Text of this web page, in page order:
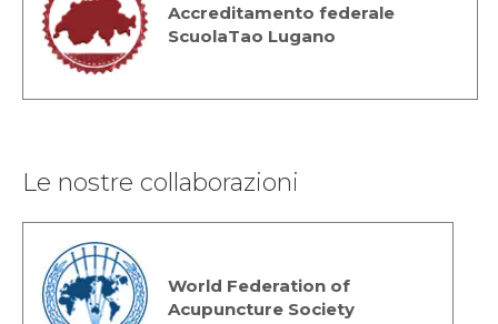
Accreditamento federale
ScuolaTao Lugano
Le nostre collaborazioni
World Federation of
Acupuncture Society